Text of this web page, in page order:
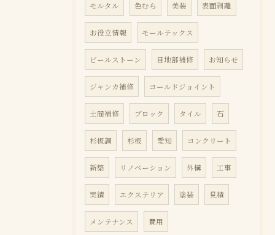
モルタル 色むら 美装 表面剥離
お役立情報 モールテックス
ビールストーン 目地部補修 お知らせ
ジャンカ補修 コールドジョイント
土間補修 ブロック タイル 石
杉板調 杉板 愛知 コンクリート
新築 リノベーション 外構 工事
実績 エクステリア 塗装 見積
メンテナンス 費用